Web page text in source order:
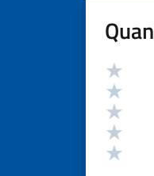
Valutazione